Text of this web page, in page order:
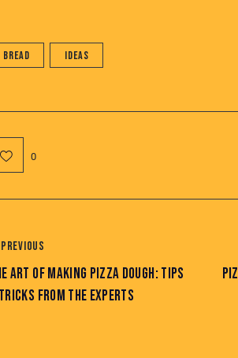
Bread Ideas
0
PREVIOUS
ART OF MAKING PIZZA DOUGH: TIPS
FROM THE EXPERTS